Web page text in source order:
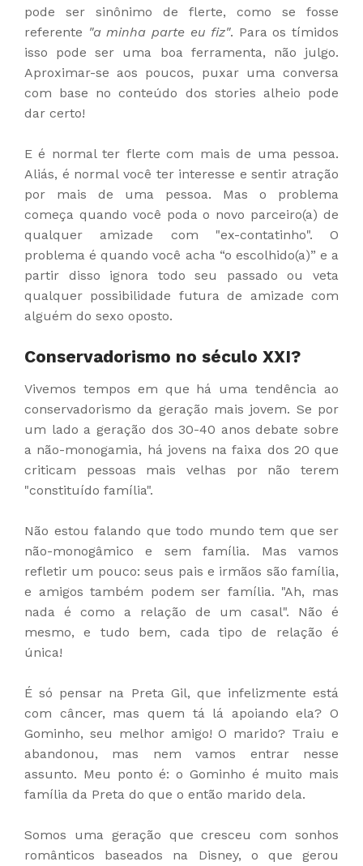
pode ser sinônimo de flerte, como se fosse
referente "a minha parte eu fiz". Para os tímidos
isso pode ser uma boa ferramenta, não julgo.
Aproximar-se aos poucos, puxar uma conversa
com base no conteúdo dos stories alheio pode
dar certo!
E é normal ter flerte com mais de uma pessoa.
Aliás, é normal você ter interesse e sentir atração
por mais de uma pessoa. Mas o problema
começa quando você poda o novo parceiro(a) de
qualquer amizade com "ex-contatinho". O
problema é quando você acha “o escolhido(a)” e a
partir disso ignora todo seu passado ou veta
qualquer possibilidade futura de amizade com
alguém do sexo oposto.
Conservadorismo no século XXI?
Vivemos tempos em que há uma tendência ao
conservadorismo da geração mais jovem. Se por
um lado a geração dos 30-40 anos debate sobre
a não-monogamia, há jovens na faixa dos 20 que
criticam pessoas mais velhas por não terem
"constituído família".
Não estou falando que todo mundo tem que ser
não-monogâmico e sem família. Mas vamos
refletir um pouco: seus pais e irmãos são família,
e amigos também podem ser família. "Ah, mas
nada é como a relação de um casal". Não é
mesmo, e tudo bem, cada tipo de relação é
única!
É só pensar na Preta Gil, que infelizmente está
com câncer, mas quem tá lá apoiando ela? O
Gominho, seu melhor amigo! O marido? Traiu e
abandonou, mas nem vamos entrar nesse
assunto. Meu ponto é: o Gominho é muito mais
família da Preta do que o então marido dela.
Somos uma geração que cresceu com sonhos
românticos baseados na Disney, o que gerou